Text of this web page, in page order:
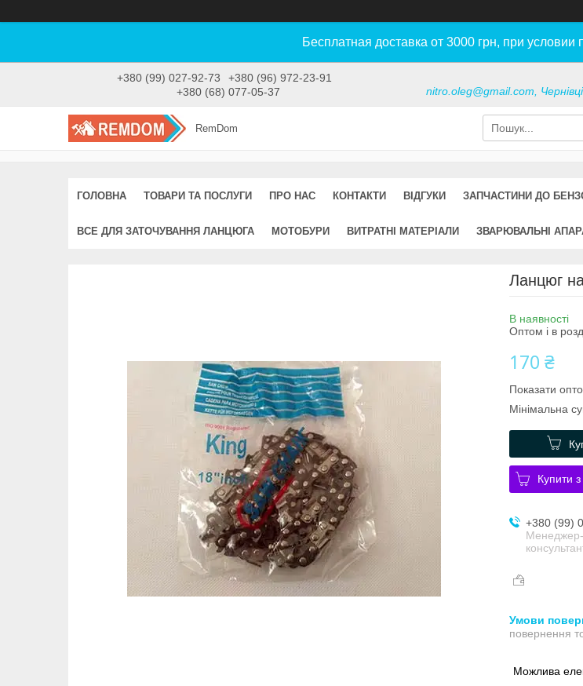
Бесплатная доставка от 3000 грн, при условии
+380 (99) 027-92-73
+380 (96) 972-23-91
+380 (68) 077-05-37
nitro.oleg@gmail.com,
RemDom
ГОЛОВНА ТОВАРИ ТА ПОСЛУГИ ПРО НАС КОНТАКТИ ВІДГУКИ ЗАПЧАСТИНИ ДО
ВСЕ ДЛЯ ЗАТОЧУВАННЯ ЛАНЦЮГА МОТОБУРИ ВИТРАТНІ МАТЕРІАЛИ ЗВАРЮВАЛЬНІ
Ланцюг
В наявності
Оптом і в
170 ₴
Показати
Мінімальна
Купити з
+380 (99)
Менеджер-
повернення